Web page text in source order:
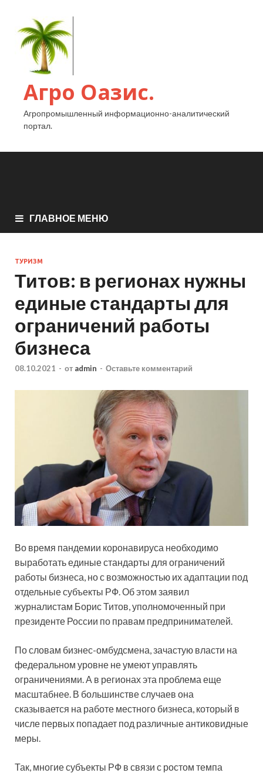
Агро Оазис.
Агропромышленный информационно-аналитический
портал.
ГЛАВНОЕ МЕНЮ
ТУРИЗМ
Титов: в регионах нужны
единые стандарты для
ограничений работы
бизнеса
08.10.2021 - от admin - Оставьте комментарий
Во время пандемии коронавируса необходимо
выработать единые стандарты для ограничений
работы бизнеса, но с возможностью их адаптации под
отдельные субъекты РФ. Об этом заявил
журналистам Борис Титов, уполномоченный при
президенте России по правам предпринимателей.
По словам бизнес-омбудсмена, зачастую власти на
федеральном уровне не умеют управлять
ограничениями. А в регионах эта проблема еще
масштабнее. В большинстве случаев она
сказывается на работе местного бизнеса, который в
числе первых попадает под различные антиковидные
меры.
Так, многие субъекты РФ в связи с ростом темпа